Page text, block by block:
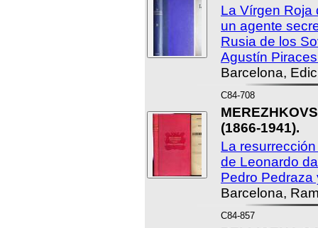
La Vírgen Roja
un agente
Rusia de los
Agustín
Barcelona,
C84-708
(1866-1941).
La
de Leonardo
Pedro Pedraza
Barcelona,
C84-857